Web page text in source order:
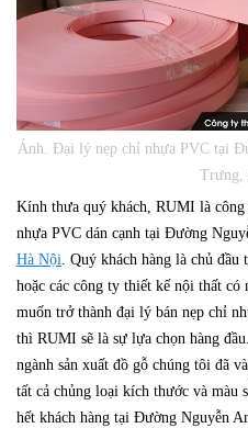
Ảnh. Đại lý nẹp chỉ nhựa PVC tại
Trưng,
Kính thưa quý khách, RUMI là công
nhựa PVC dán cạnh tại Đường
Hà Nội. Quý khách hàng là chủ đầu
hoặc các công ty thiết kế nội thất có
muốn trở thành đại lý bán nẹp chỉ
thì RUMI sẽ là sự lựa chọn hàng
ngành sản xuất đồ gỗ chúng tôi đã
tất cả chủng loại kích thước và màu
hết khách hàng tại Đường Nguyễn